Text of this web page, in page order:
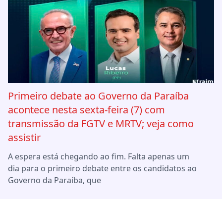
Primeiro debate ao Governo da Paraíba
acontece nesta sexta-feira (7) com
transmissão da FGTV e MRTV; veja como
assistir
A espera está chegando ao fim. Falta apenas um
dia para o primeiro debate entre os candidatos ao
Governo da Paraíba, que